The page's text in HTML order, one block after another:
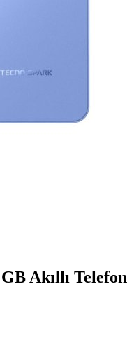
Akıllı Telefon